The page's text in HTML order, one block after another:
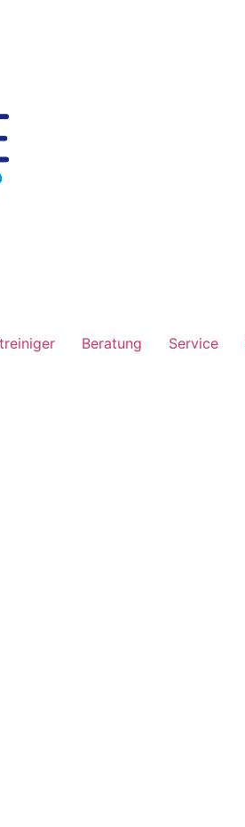
Beratung Service